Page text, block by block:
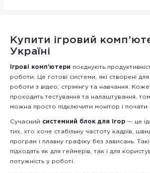
Купити ігровий
Україні
Ігрові комп’ютери поєднують
роботи. Це готові системи, які створені для
роботи з відео, стрімінгу та навчання.
проходить тестування та налаштування,
можна просто підключити монітор і почати
Сучасний системний блок для ігор — це
тих, хто хоче стабільну частоту кадрів,
програм і плавну графіку без зависань.
підходять як для геймерів, так і для
потужність у роботі.